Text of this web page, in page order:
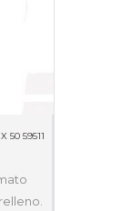
50 59511